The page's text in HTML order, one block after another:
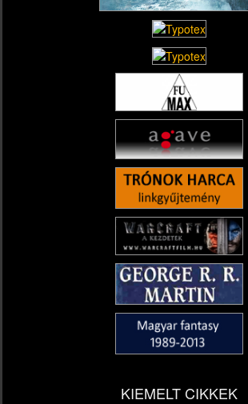
KIEMELT CIKKEK